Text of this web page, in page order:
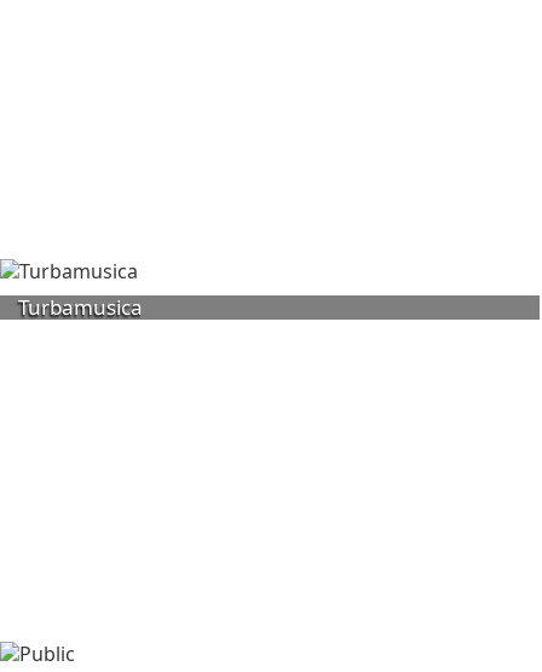
Turbamusica